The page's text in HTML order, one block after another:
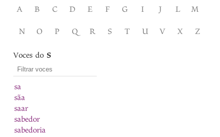
A B C D E F G I J L M
N O P Q R S T U V X Z
Voces doS
sa
sãa
saar
sabedor
sabedoria